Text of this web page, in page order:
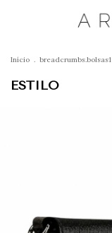
Início . breadcrumbs.bolsas1
ESTILO